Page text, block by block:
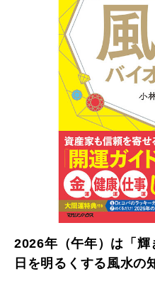
2026年（午年）は「
日を明るくする風水の